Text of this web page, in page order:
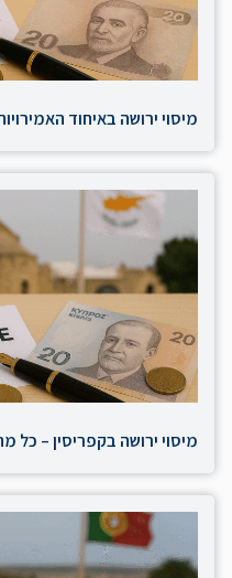
מיסוי ירושה באיחוד
מיסוי ירושה בקפריסין – כל